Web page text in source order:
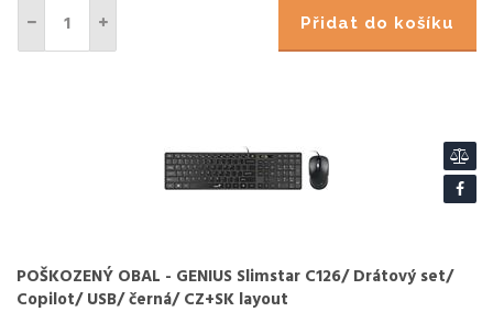
Přidat do košíku
POŠKOZENÝ OBAL - GENIUS Slimstar C126/ Drátový set/
Copilot/ USB/ černá/ CZ+SK layout